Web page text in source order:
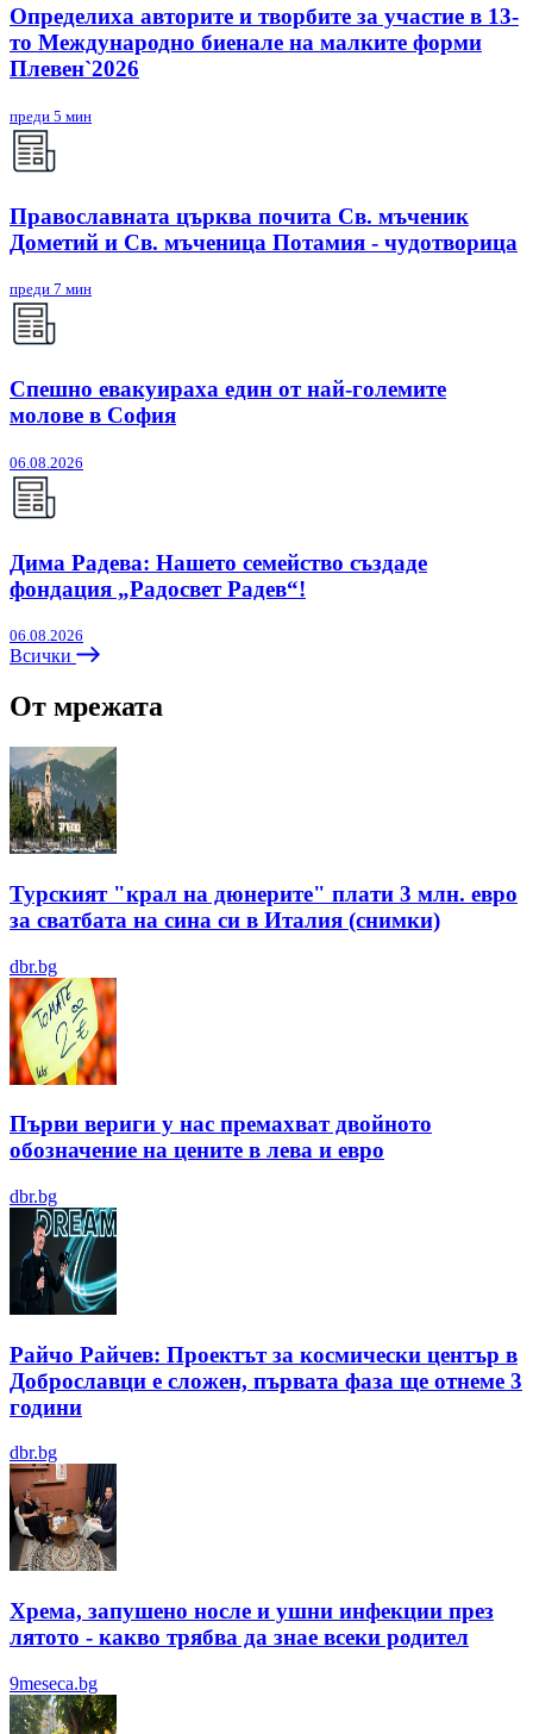
Определиха авторите и творбите за участие в 13-
то Международно биенале на малките форми
Плевен`2026
преди 5 мин
Православната църква почита Св. мъченик
Дометий и Св. мъченица Потамия - чудотворица
преди 7 мин
Спешно евакуираха един от най-големите
молове в София
06.08.2026
Дима Радева: Нашето семейство създаде
фондация „Радосвет Радев“!
06.08.2026
Всички
От мрежата
Турският "крал на дюнерите" плати 3 млн. евро
за сватбата на сина си в Италия (снимки)
dbr.bg
Първи вериги у нас премахват двойното
обозначение на цените в лева и евро
dbr.bg
Райчо Райчев: Проектът за космически център в
Доброславци е сложен, първата фаза ще отнеме 3
години
dbr.bg
Хрема, запушено носле и ушни инфекции през
лятотo - какво трябва да знае всеки родител
9meseca.bg